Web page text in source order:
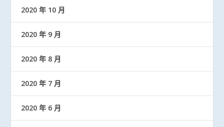
2020 年 10 月
2020 年 9 月
2020 年 8 月
2020 年 7 月
2020 年 6 月